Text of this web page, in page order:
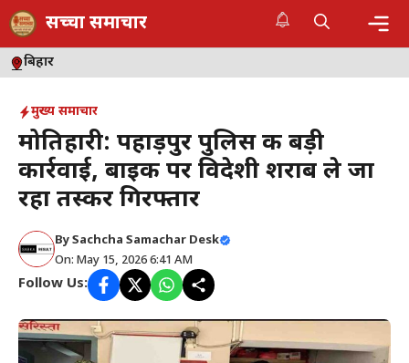
Skip
to
content
सच्चा समाचार
बिहार
मुख्य समाचार
मोतिहारी: पहाड़पुर पुलिस की बड़ी
कार्रवाई, बाइक पर विदेशी शराब ले जा
रहा तस्कर गिरफ्तार
BySachcha Samachar Desk
On: May 15, 2026 6:41 AM
Follow Us: